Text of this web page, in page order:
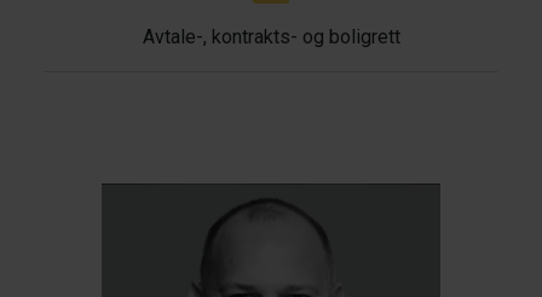
Avtale-, kontrakts- og boligrett